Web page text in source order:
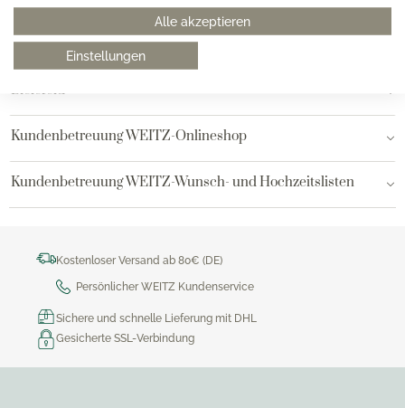
Alle akzeptieren
Einstellungen
Hamburg AEZ
Bielefeld
Kundenbetreuung WEITZ-Onlineshop
Kundenbetreuung WEITZ-Wunsch- und Hochzeitslisten
Kostenloser Versand ab 80€ (DE)
Persönlicher WEITZ Kundenservice
Sichere und schnelle Lieferung mit DHL
Gesicherte SSL-Verbindung